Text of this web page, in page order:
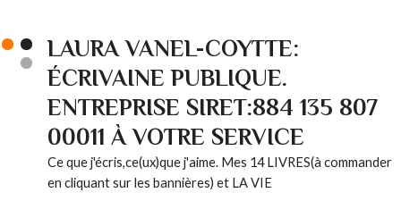
LAURA VANEL-COYTTE:
ÉCRIVAINE PUBLIQUE.
ENTREPRISE SIRET:884 135 807
00011 À VOTRE SERVICE
Ce que j'écris,ce(ux)que j'aime. Mes 14 LIVRES(à commander
en cliquant sur les bannières) et LA VIE